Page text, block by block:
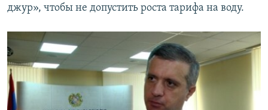
джур», чтобы не допустить роста тарифа на воду.